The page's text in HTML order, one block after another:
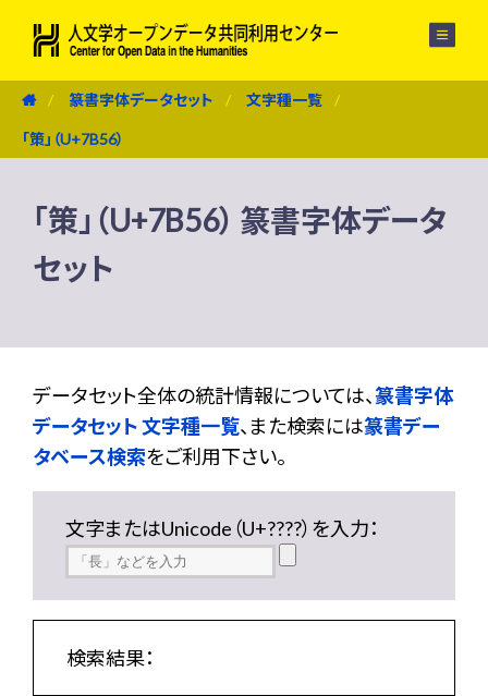
篆書字体データセット 文字種一覧
「策」（U+7B56）
「策」（U+7B56） 篆書字体データ
セット
データセット全体の統計情報については、篆書字体
データセット 文字種一覧、また検索には篆書デー
タベース検索をご利用下さい。
文字またはUnicode（U+????）を入力：
検索結果：